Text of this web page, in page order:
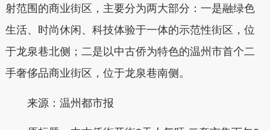
射范围的商业街区，主要分为两大部分：一是融绿色
生活、时尚休闲、科技体验于一体的示范性街区，位
于龙泉巷北侧；二是以中古侨为特色的温州市首个二
手奢侈品商业街区，位于龙泉巷南侧。
来源：温州都市报